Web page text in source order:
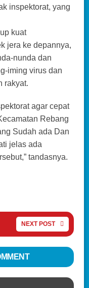
inspektorat, yang
kuat
jera ke depannya,
nunda dan
iming virus dan
rakyat.
agar cepat
Rebang
Sudah ada Dan
jelas ada
tandasnya.
NEXT POST